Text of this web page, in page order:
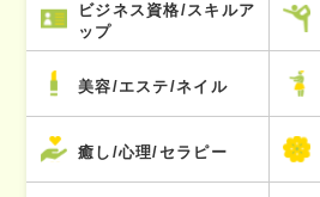
ビジネス資格/スキルア
ップ
美容/エステ/ネイル
癒し/心理/セラピー